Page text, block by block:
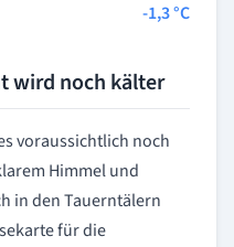
-1,3 °C
wird noch kälter
voraussichtlich noch
Himmel und
in den Tauerntälern
für die